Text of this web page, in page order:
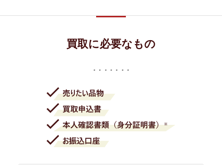
買取に必要なもの